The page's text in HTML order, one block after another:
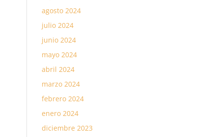
agosto 2024
julio 2024
junio 2024
mayo 2024
abril 2024
marzo 2024
febrero 2024
enero 2024
diciembre 2023